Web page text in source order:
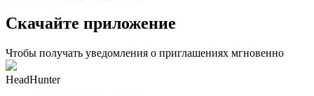
Скачайте приложение
Чтобы получать уведомления о приглашениях мгновенно
HeadHunter